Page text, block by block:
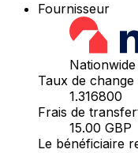
Fournisseur
Nationwide
Taux de change
1.316800
Frais de
15.00 GBP
Le bénéficiaire